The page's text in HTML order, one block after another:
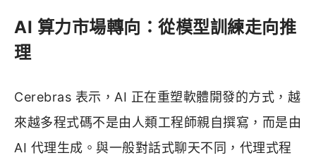
AI 算力市場轉向：從模型訓練走向推
理
Cerebras 表示，AI 正在重塑軟體開發的方式，越
來越多程式碼不是由人類工程師親自撰寫，而是由
AI 代理生成。與一般對話式聊天不同，代理式程